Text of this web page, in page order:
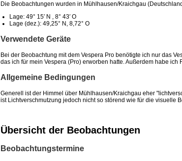
Die Beobachtungen wurden in Mühlhausen/Kraichgau
Lage: 49° 15′ N , 8° 43′ O
Lage (dez.): 49,25° N, 8,72° O
Verwendete Geräte
Bei der Beobachtung mit dem Vespera Pro benötigte ich nur das
das ich für mein Vespera (Pro) erworben hatte. Außerdem habe
Allgemeine Bedingungen
Generell ist der Himmel über Mühlhausen/Kraichgau eher
ist Lichtverschmutzung jedoch nicht so störend wie für die visuelle
Übersicht der Beobachtungen
Beobachtungstermine